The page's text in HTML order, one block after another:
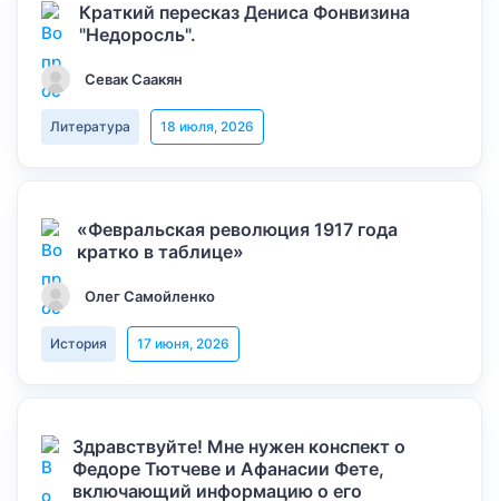
Краткий пересказ Дениса Фонвизина
"Недоросль".
Севак Саакян
Литература 18 июля, 2026
«Февральская революция 1917 года
кратко в таблице»
Олег Самойленко
История 17 июня, 2026
Здравствуйте! Мне нужен конспект о
Федоре Тютчеве и Афанасии Фете,
включающий информацию о его